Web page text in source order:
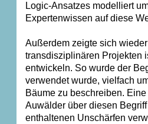
Logic-Ansatzes modelliert
Expertenwissen auf diese
Außerdem zeigte sich
transdisziplinären Projekten
entwickeln. So wurde der
verwendet wurde, vielfach
Bäume zu beschreiben.
Auwälder über diesen
enthaltenen Unschärfen